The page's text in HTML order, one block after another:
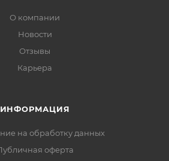
О компании
Новости
Отзывы
Карьера
ИНФОРМАЦИЯ
на обработку данных
оферта